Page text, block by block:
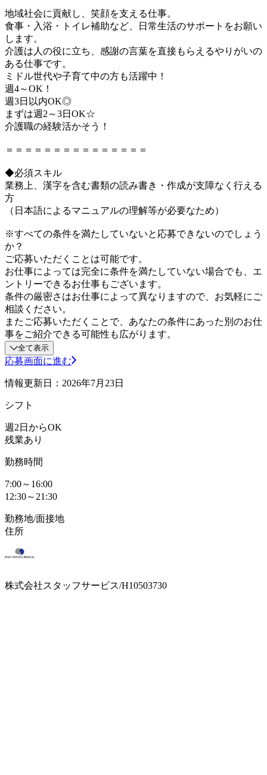
地域社会に貢献し、笑顔を支える仕事。
食事・入浴・トイレ補助など、日常生活のサポートをお願い
します。
介護は人の役に立ち、感謝の言葉を直接もらえるやりがいの
ある仕事です。
ミドル世代や子育て中の方も活躍中！
週4～OK！
週3日以内OK◎
まずは週2～3日OK☆
介護職の経験活かそう！
＝＝＝＝＝＝＝＝＝＝＝＝＝＝＝
◆必須スキル
業務上、漢字を含む書類の読み書き・作成が支障なく行える
方
（日本語によるマニュアルの理解等が必要なため）
※すべての条件を満たしていないと応募できないのでしょう
か？
ご応募いただくことは可能です。
お仕事によっては完全に条件を満たしていない場合でも、エ
ントリーできるお仕事もございます。
条件の厳密さはお仕事によって異なりますので、お気軽にご
相談ください。
またご応募いただくことで、あなたの条件にあった別のお仕
事をご紹介できる可能性も広がります。
全て表示
応募画面に進む
情報更新日：2026年7月23日
シフト
週2日からOK
残業あり
勤務時間
7:00～16:00
12:30～21:30
勤務地/面接地
住所
株式会社スタッフサービス/H10503730